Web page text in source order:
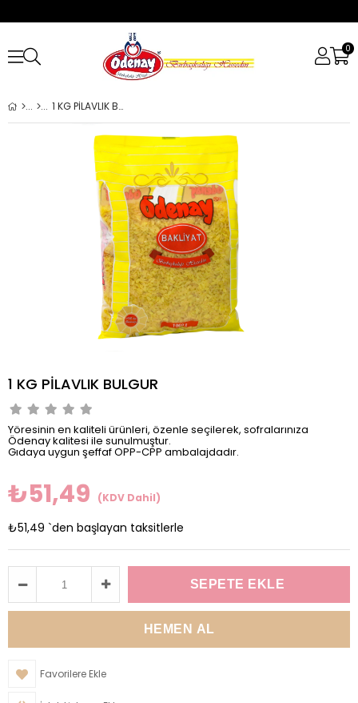
0
1 KG PİLAVLIK BULGUR
1 KG PİLAVLIK BULGUR
Yöresinin en kaliteli ürünleri, özenle seçilerek, sofralarınıza
Ödenay kalitesi ile sunulmuştur.
Gıdaya uygun şeffaf OPP-CPP ambalajdadır.
₺51,49 (KDV Dahil)
₺51,49 `den başlayan taksitlerle
Favorilere Ekle